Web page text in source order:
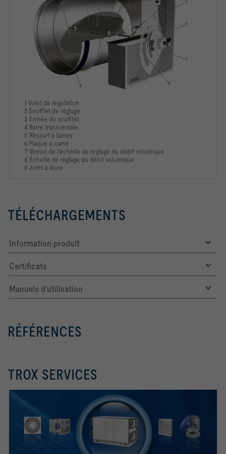
1 Volet de régulation
2 Soufflet de réglage
3 Entrée du soufflet
4 Barre transversale
5 Ressort à lames
6 Plaque à came
7 Verrou de l'échelle de réglage du débit volumique
8 Échelle de réglage du débit volumique
9 Joint à lèvre
TÉLÉCHARGEMENTS
Information produit
Certificats
Manuels d'utilisation
RÉFÉRENCES
TROX SERVICES